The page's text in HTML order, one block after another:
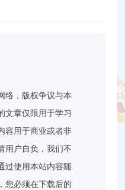
络，版权争议与本
文章仅限用于学习
容用于商业或者非
用户自负，我们不
过使用本站内容随
您必须在下载后的